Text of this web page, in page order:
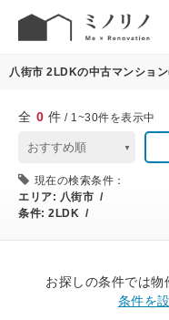
0
八街市 2LDKの中古マンショ
全 0 件 / 1~30件を表示中
現在の検索条件：
エリア: 八街市 /
条件: 2LDK /
お探しの条件では物
条件を